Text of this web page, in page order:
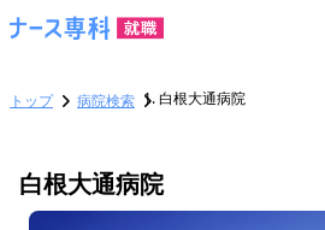
トップ 病院検索 白根大通病院
白根大通病院